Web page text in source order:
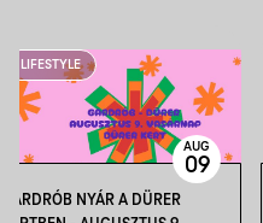
LIFESTYLE
GARDRÓB NYÁR A DÜRER
AUG
09